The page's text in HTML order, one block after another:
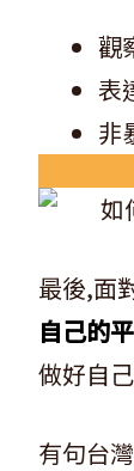
觀
表
非
最後,面
自己的
做好自
有句台